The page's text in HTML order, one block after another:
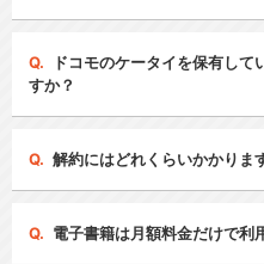
ドコモのケータイを保有し
すか？
解約にはどれくらいかかりま
電子書籍は月額料金だけで利